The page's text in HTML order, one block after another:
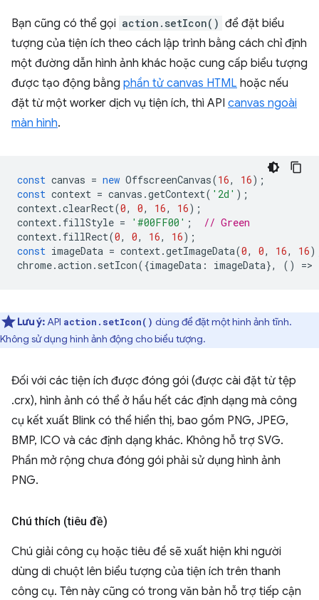
Bạn cũng có thể gọi action.setIcon() để đặt biểu
tượng của tiện ích theo cách lập trình bằng cách chỉ định
một đường dẫn hình ảnh khác hoặc cung cấp biểu tượng
được tạo động bằng phần tử canvas HTML hoặc nếu
đặt từ một worker dịch vụ tiện ích, thì API canvas ngoài
màn hình.
const canvas = new OffscreenCanvas(16, 16);
const context = canvas .getContext( '2d' );
context.clearRect(0, 0, 16, 16);
context. fillStyle = '#00FF00' ;
// Green
context. fillRect(0, 0, 16, 16);
const imageData = context.getImageData(0, 0, 16, 16
chrome.action . setIcon({imageData : imageData}, () =>
Lưu ý:API action.setIcon() dùng để đặt một hình ảnh tĩnh.
Không sử dụng hình ảnh động cho biểu tượng.
Đối với các tiện ích được đóng gói (được cài đặt từ tệp
.crx), hình ảnh có thể ở hầu hết các định dạng mà công
cụ kết xuất Blink có thể hiển thị, bao gồm PNG, JPEG,
BMP, ICO và các định dạng khác. Không hỗ trợ SVG.
Phần mở rộng chưa đóng gói phải sử dụng hình ảnh
PNG.
Chú thích (tiêu đề)
Chú giải công cụ hoặc tiêu đề sẽ xuất hiện khi người
dùng di chuột lên biểu tượng của tiện ích trên thanh
công cụ. Tên này cũng có trong văn bản hỗ trợ tiếp cận